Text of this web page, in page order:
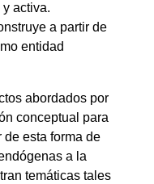
activa.
a partir de
entidad
abordados por
conceptual para
esta forma de
a la
temáticas tales